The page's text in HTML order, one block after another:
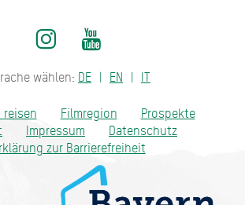
wählen: DE EN IT
reisen Filmregion
Prospekte
Impressum
Datenschutz
zur Barrierefreiheit